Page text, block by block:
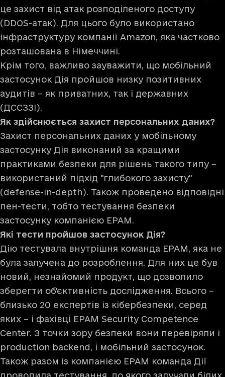
це захист від атак розподіленого доступу
(DDOS-атак). Для цього було використано
інфраструктуру компанії Amazon, яка частково
розташована в Німеччині.
Крім того, важливо зауважити, що мобільний
застосунок Дія пройшов низку позитивних
аудитів – як приватних, так і державних
(ДССЗЗІ).
Як здійснюється захист персональних даних?
Захист персональних даних у мобільному
застосунку Дія виконаний за кращими
практиками безпеки для рішень такого типу –
використаний підхід "глибокого захисту"
(defense-in-depth). Також проведено відповідні
пен-тести, тобто тестування безпеки
застосунку компанією EPAM.
Які тести пройшов застосунок Дія?
Дію тестувала внутрішня команда EPAM, яка не
була залучена до розроблення. Для них це був
новий, незнайомий продукт, що дозволило
зберегти об'єктивність дослідження. Всього –
близько 20 експертів із кібербезпеки, серед
яких – і фахівці EPAM Security Competence
Center. З точки зору безпеки вони перевіряли і
production backend, і мобільний застосунок.
Також разом із компанією EPAM команда Дії
проводила тестування, до якого залучали білих